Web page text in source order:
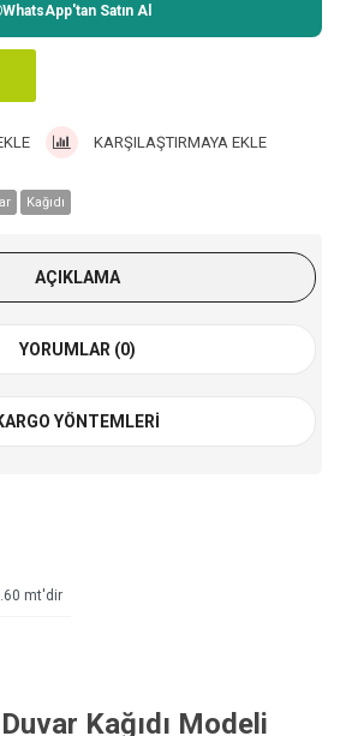
WhatsApp'tan Satın Al
KARŞILAŞTIRMAYA EKLE
Kağıdı
AÇIKLAMA
YORUMLAR (0)
YÖNTEMLERI
mt'dir
Kağıdı Modeli